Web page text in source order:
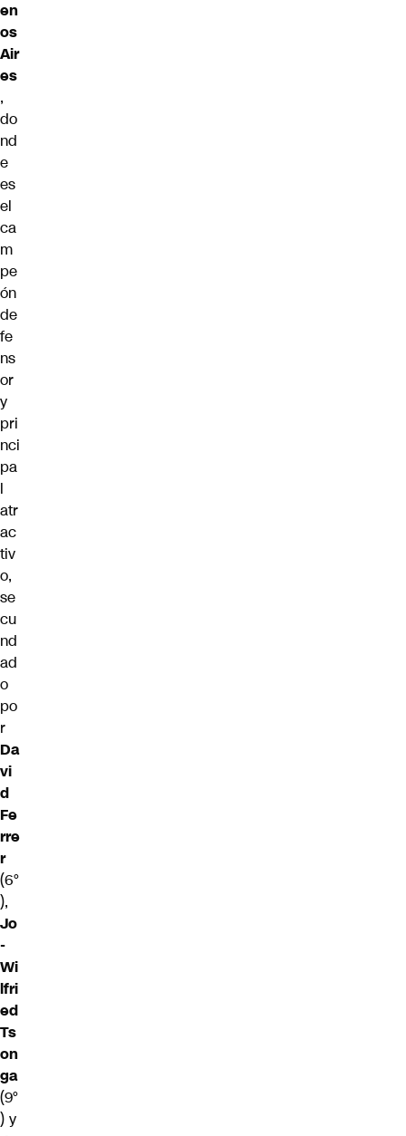
en
os
Air
es
,
do
nd
e
es
el
ca
m
pe
ón
de
fe
ns
or
y
pri
nci
pa
l
atr
ac
tiv
o,
se
cu
nd
ad
o
po
r
Da
vi
d
Fe
rre
r
(6°
),
Jo
-
Wi
lfri
ed
Ts
on
ga
(9°
) y